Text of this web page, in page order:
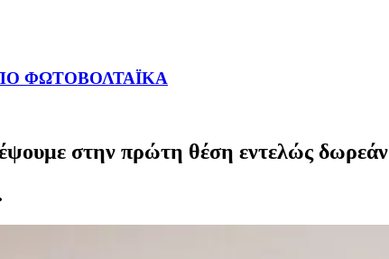
ΦΩΤΟΒΟΛΤΑΪΚΑ
στην πρώτη θέση εντελώς δωρεάν